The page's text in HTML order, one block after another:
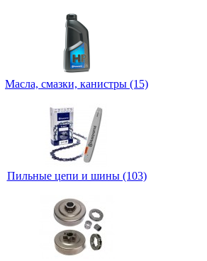
Масла, смазки, канистры (15)
Пильные цепи и шины (103)